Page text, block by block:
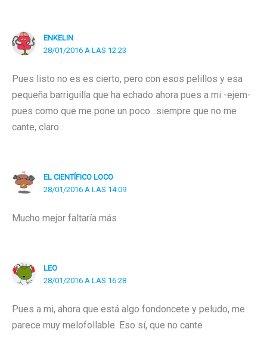
ENKELIN
28/01/2016 A LAS 12:23
Pues listo no es es cierto, pero con esos pelillos y esa
pequeña barriguilla que ha echado ahora pues a mi -ejem-
pues como que me pone un poco…siempre que no me
cante, claro.
EL CIENTÍFICO LOCO
28/01/2016 A LAS 14:09
Mucho mejor faltaría más
LEO
28/01/2016 A LAS 16:28
Pues a mi, ahora que está algo fondoncete y peludo, me
parece muy melofollable. Eso sí, que no cante